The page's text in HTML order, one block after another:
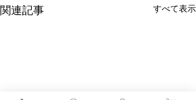
関連記事 すべて表示